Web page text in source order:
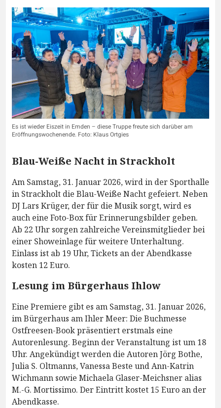
Es ist wieder Eiszeit in Emden – diese Truppe freute sich darüber am
Eröffnungswochenende. Foto: Klaus Ortgies
Blau-Weiße Nacht in Strackholt
​Am Samstag, 31. Januar 2026, wird in der Sporthalle
in Strackholt die Blau-Weiße Nacht gefeiert. Neben
DJ Lars Krüger, der für die Musik sorgt, wird es
auch eine Foto-Box für Erinnerungsbilder geben.
Ab 22 Uhr sorgen zahlreiche Vereinsmitglieder bei
einer Showeinlage für weitere Unterhaltung.
Einlass ist ab 19 Uhr, Tickets an der Abendkasse
kosten 12 Euro.
Lesung im Bürgerhaus Ihlow
Eine Premiere gibt es am Samstag, 31. Januar 2026,
im Bürgerhaus am Ihler Meer: Die Buchmesse
Ostfreesen-Book präsentiert erstmals eine
Autorenlesung. Beginn der Veranstaltung ist um 18
Uhr. Angekündigt werden die Autoren Jörg Bothe,
Julia S. Oltmanns, Vanessa Beste und Ann-Katrin
Wichmann sowie Michaela Glaser-Meichsner alias
M.-G. Mortissimo. Der Eintritt kostet 15 Euro an der
Abendkasse.